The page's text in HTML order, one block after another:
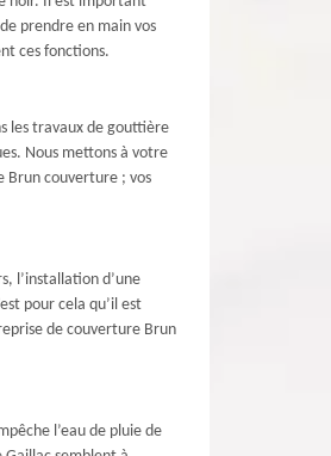
prendre en main vos
ces fonctions.
les travaux de gouttière
Nous mettons à votre
Brun couverture ; vos
l’installation d’une
pour cela qu’il est
de couverture Brun
l’eau de pluie de